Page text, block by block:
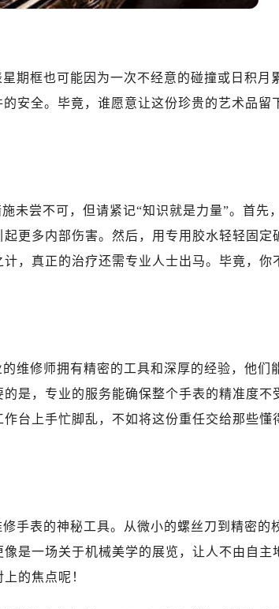
期框也可能因为一次不经意的碰撞或日积月
安全。毕竟，谁愿意让这份珍贵的艺术品留
未尝不可，但请紧记“知识就是力量”。首先，
更多内部伤害。然后，用专用胶水轻轻固定
，真正的治疗还需专业人士出马。毕竟，你
维修师拥有精密的工具和深厚的经验，他们
是，专业的服务能确保整个手表的精准度不
台上手忙脚乱，不如将这份重任交给那些懂
手表的神秘工具。从微小的螺丝刀到精密的
是一场关于机械美学的展览，让人不由自主
的焦点呢！